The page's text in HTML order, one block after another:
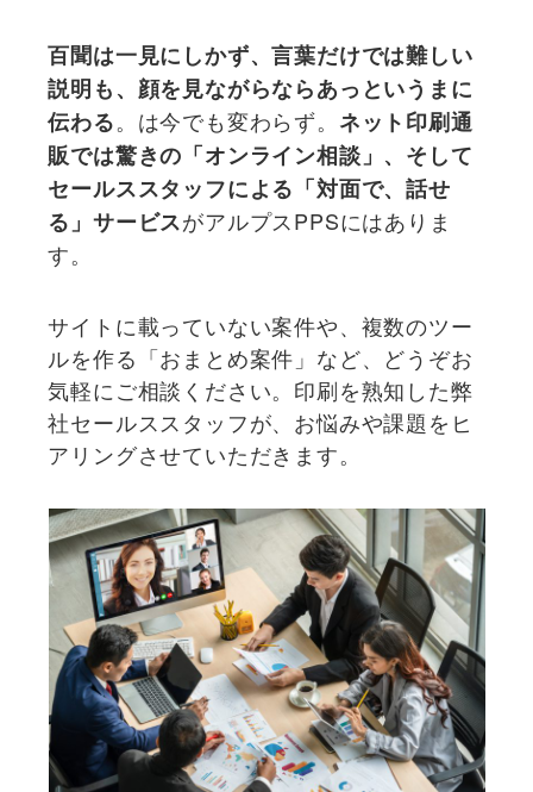
百聞は一見にしかず、言葉だけでは難しい
説明も、顔を見ながらならあっというまに
伝わる。は今でも変わらず。 ネット印刷通
販では驚きの「オンライン相談」、そして
セールススタッフによる「対面で、話せ
る」サービスがアルプスPPSにはありま
す。
サイトに載っていない案件や、複数のツー
ルを作る「おまとめ案件」など、どうぞお
気軽にご相談ください。印刷を熟知した弊
社セールススタッフが、お悩みや課題をヒ
アリングさせていただきます。